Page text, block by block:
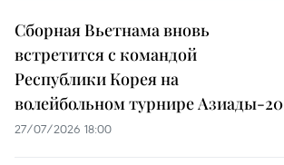
Сборная Вьетнама вновь
встретится с командой
Республики Корея на
волейбольном турнире Азиады-20
27/07/2026 18:00